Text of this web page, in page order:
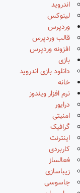
اندروید
لینوکس
وردپرس
قالب وردپرس
افزونه وردپرس
بازی
دانلود بازی اندروید
خانه
نرم افزار ویندوز
درایور
امنیتی
گرافیک
اینترنت
کاربردی
فعالساز
زیباسازی
جاسوسی